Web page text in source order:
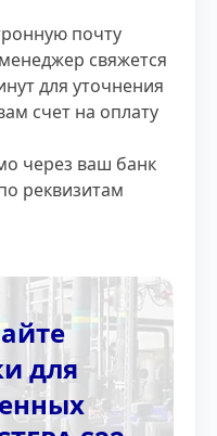
почту
свяжется
для уточнения
счет на оплату
через ваш банк
реквизитам
для